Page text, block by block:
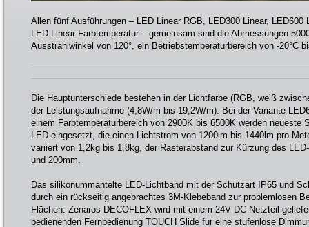
Allen fünf Ausführungen – LED Linear RGB, LED300 Linear, LED600
LED Linear Farbtemperatur – gemeinsam sind die Abmessungen
Ausstrahlwinkel von 120°, ein Betriebstemperaturbereich von -20°C
Die Hauptunterschiede bestehen in der Lichtfarbe (RGB, weiß
der Leistungsaufnahme (4,8W/m bis 19,2W/m). Bei der Variante
einem Farbtemperaturbereich von 2900K bis 6500K werden neueste
LED eingesetzt, die einen Lichtstrom von 1200lm bis 1440lm pro
variiert von 1,2kg bis 1,8kg, der Rasterabstand zur Kürzung des
und 200mm.
Das silikonummantelte LED-Lichtband mit der Schutzart IP65 und
durch ein rückseitig angebrachtes 3M-Klebeband zur problemlosen
Flächen. Zenaros DECOFLEX wird mit einem 24V DC Netzteil
bedienenden Fernbedienung TOUCH Slide für eine stufenlose